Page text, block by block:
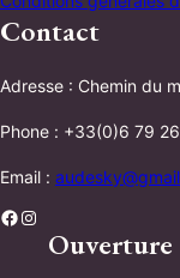
Contact
Adresse : Chemin du
Phone : +33(0)6 79
Email :
Facebook Instagram
Ouverture